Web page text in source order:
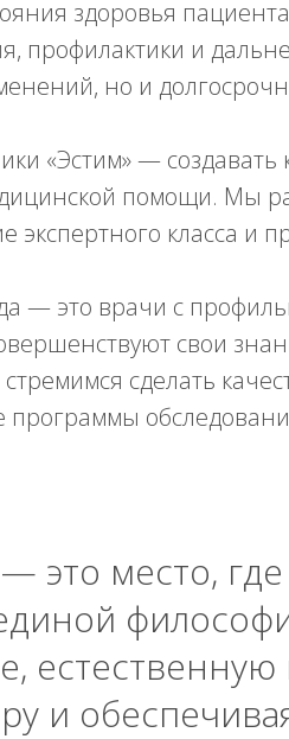
здоровья
профилактики и
но и
«Эстим» — создавать
помощи. Мы
экспертного класса и
— это врачи с
свои
сделать
программы
это место,
и